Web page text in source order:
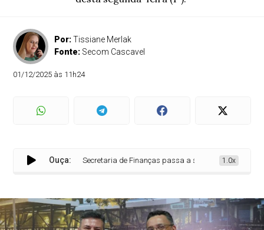
Por:Tissiane Merlak
Fonte: Secom Cascavel
01/12/2025 às 11h24
Ouça:Secretaria de Finanças passa a ser comandada por
1.0x